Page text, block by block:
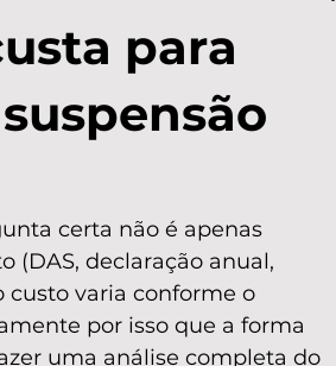
para
certa não é apenas
(DAS, declaração anual,
custo varia conforme o
por isso que a forma
uma análise completa do